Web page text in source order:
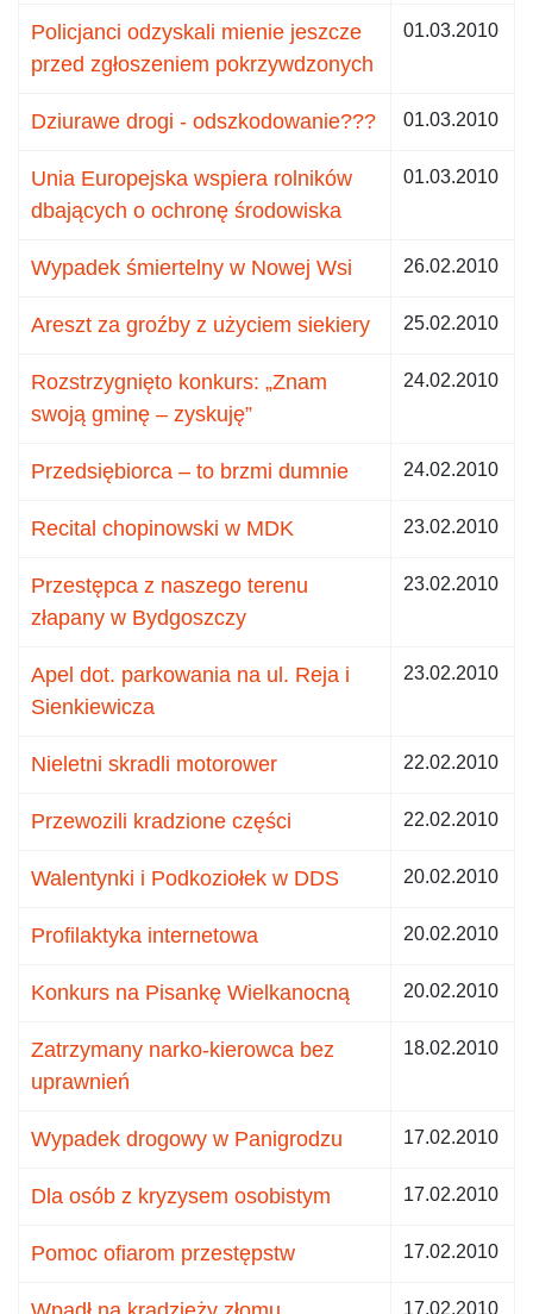
Policjanci odzyskali mienie jeszcze
przed zgłoszeniem pokrzywdzonych
01.03.2010
Dziurawe drogi - odszkodowanie??? 01.03.2010
Unia Europejska wspiera rolników
dbających o ochronę środowiska
01.03.2010
Wypadek śmiertelny w Nowej Wsi 26.02.2010
Areszt za groźby z użyciem siekiery 25.02.2010
Rozstrzygnięto konkurs: „Znam
swoją gminę – zyskuję”
24.02.2010
Przedsiębiorca – to brzmi dumnie 24.02.2010
Recital chopinowski w MDK 23.02.2010
Przestępca z naszego terenu
złapany w Bydgoszczy
23.02.2010
Apel dot. parkowania na ul. Reja i
Sienkiewicza
23.02.2010
Nieletni skradli motorower 22.02.2010
Przewozili kradzione części 22.02.2010
Walentynki i Podkoziołek w DDS 20.02.2010
Profilaktyka internetowa 20.02.2010
Konkurs na Pisankę Wielkanocną 20.02.2010
Zatrzymany narko-kierowca bez
uprawnień
18.02.2010
Wypadek drogowy w Panigrodzu 17.02.2010
Dla osób z kryzysem osobistym 17.02.2010
Pomoc ofiarom przestępstw 17.02.2010
17.02.2010